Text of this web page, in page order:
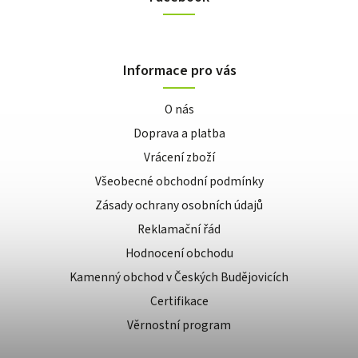
Informace pro vás
O nás
Doprava a platba
Vrácení zboží
Všeobecné obchodní podmínky
Zásady ochrany osobních údajů
Reklamační řád
Hodnocení obchodu
Kamenný obchod v Českých Budějovicích
Certifikace
Věrnostní program